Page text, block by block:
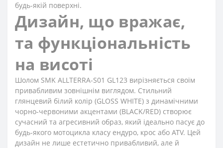
будь-якій поверхні.
Дизайн, що вражає,
та функціональність
на висоті
Шолом SMK ALLTERRA-S01 GL123 вирізняється своїм
привабливим зовнішнім виглядом. Стильний
глянцевий білий колір (GLOSS WHITE) з динамічними
чорно-червоними акцентами (BLACK/RED) створює
сучасний та агресивний образ, який ідеально пасує до
будь-якого мотоцикла класу ендуро, крос або ATV. Цей
дизайн не лише естетично привабливий, але й